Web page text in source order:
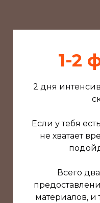
1-2
2 дня
Если у тебя
не хватает
Всего
материалов, и